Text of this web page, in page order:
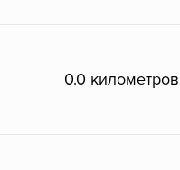
0.0 километров